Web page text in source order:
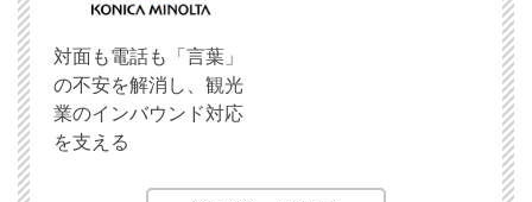
対面も電話も「言葉」
の不安を解消し、観光
業のインバウンド対応
を支える